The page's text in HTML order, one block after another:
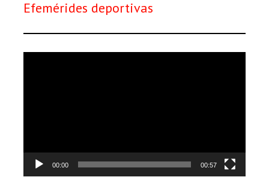
Efemérides deportivas
00:00 00:57